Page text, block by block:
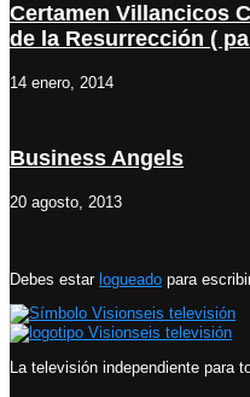
Certamen Villancicos
de la Resurrección (
14 enero, 2014
Business Angels
20 agosto, 2013
Debes estar logueado para
La televisión independiente para